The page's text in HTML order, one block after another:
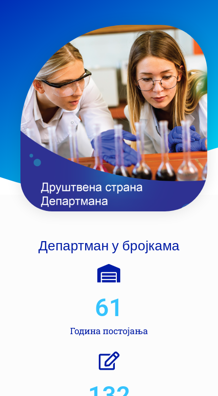
Департман у бројкама
Година постојања
61